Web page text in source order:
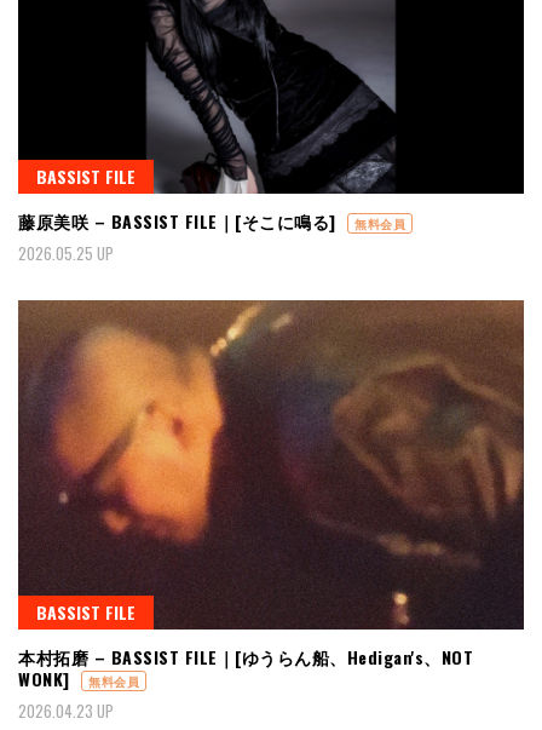
BASSIST FILE
藤原美咲 – BASSIST FILE｜[そこに鳴る]
無料会員
2026.05.25 UP
BASSIST FILE
本村拓磨 – BASSIST FILE｜[ゆうらん船、Hedigan's、NOT
WONK]
無料会員
2026.04.23 UP